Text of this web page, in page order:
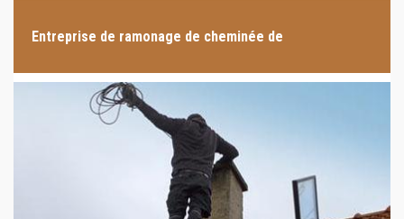
Entreprise de ramonage de cheminée de